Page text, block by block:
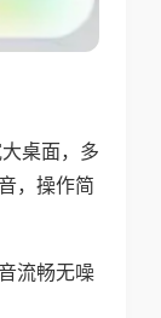
桌面，多
，操作简
流畅无噪